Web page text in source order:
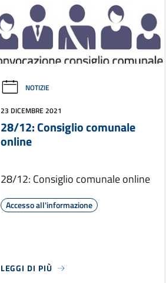
NOTIZIE
23 DICEMBRE 2021
28/12: Consiglio comunale
online
28/12: Consiglio comunale online
Accesso all'informazione
LEGGI DI PIÙ